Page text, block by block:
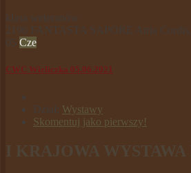
klasa weteranów
2196 FANTASTA SAPORE Atria
05 Cze
CWC Wieliczka 05.06.2021
Dział:
Wystawy
Skomentuj jako pierwszy!
I KRAJOWA